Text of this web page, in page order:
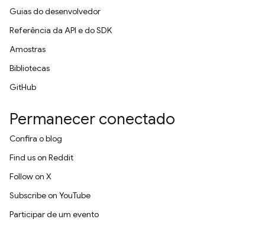
Guias do desenvolvedor
Referência da API e do SDK
Amostras
Bibliotecas
GitHub
Permanecer conectado
Confira o blog
Find us on Reddit
Follow on X
Subscribe on YouTube
Participar de um evento